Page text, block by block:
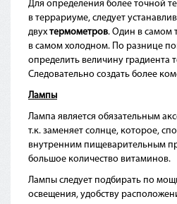
Для определения более точной
в террариуме, следует
двух термометров. Один в самом
в самом холодном. По разнице
определить величину градиента
Следовательно создать более
Лампы
Лампа является обязательным
т.к. заменяет солнце, которое,
внутренним пищеварительным
большое количество витаминов.
Лампы следует подбирать по
освещения, удобству